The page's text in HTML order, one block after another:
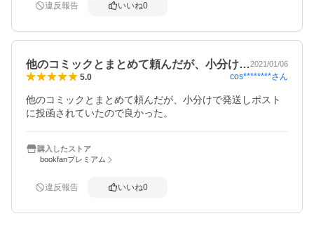
違反報告 いいね0
他のコミックとまとめて頼んだが、小分け…2021/01/06
5.0 cos********さん
他のコミックとまとめて頼んだが、小分けで発送しポスト
に投函されていたので良かった。
購入したストア
bookfanプレミアム
違反報告 いいね0